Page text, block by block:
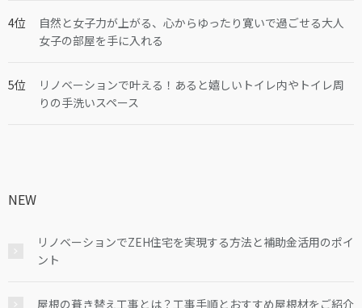
自然と女子力が上がる、心からゆったり寛いで過ごせる大人
女子の部屋を手に入れる
リノベーションで叶える！あると嬉しいトイレ内やトイレ周
りの手洗いスペース
NEW
リノベーションでZEH住宅を実現する方法と補助金活用のポイ
ント
屋根の葺き替え工事とは？工事手順とおすすめ屋根材をご紹介